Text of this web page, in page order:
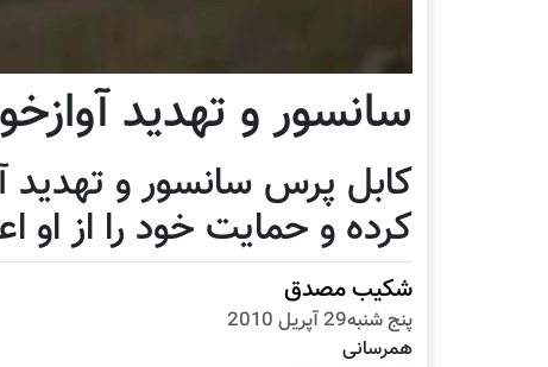
سانسور و تهدید
کابل پرس سانسور و تهدید
کرده و حمایت خود را از او
شکیب مصدق
پنج شنبه29 آپریل 2010
همرسانی